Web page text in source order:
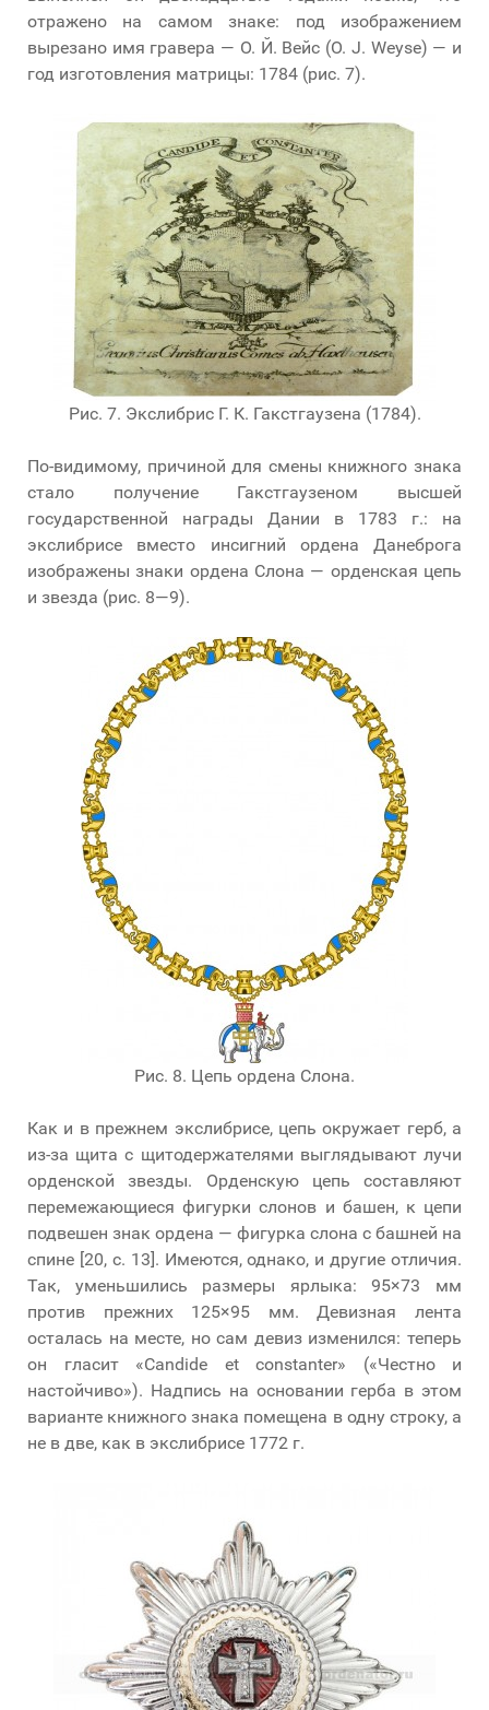
отражено на самом знаке: под изображением
вырезано имя гравера — О. Й. Вейс (O. J. Weyse) — и
год изготовления матрицы: 1784 (рис. 7).
Рис. 7. Экслибрис Г. К. Гакстгаузена (1784).
По-видимому, причиной для смены книжного знака
стало получение Гакстгаузеном высшей
государственной награды Дании в 1783 г.: на
экслибрисе вместо инсигний ордена Данеброга
изображены знаки ордена Слона — орденская цепь
и звезда (рис. 8—9).
Рис. 8. Цепь ордена Слона.
Как и в прежнем экслибрисе, цепь окружает герб, а
из-за щита с щитодержателями выглядывают лучи
орденской звезды. Орденскую цепь составляют
перемежающиеся фигурки слонов и башен, к цепи
подвешен знак ордена — фигурка слона с башней на
спине [20, с. 13]. Имеются, однако, и другие отличия.
Так, уменьшились размеры ярлыка: 95×73 мм
против прежних 125×95 мм. Девизная лента
осталась на месте, но сам девиз изменился: теперь
он гласит «Candide et constanter» («Честно и
настойчиво»). Надпись на основании герба в этом
варианте книжного знака помещена в одну строку, а
не в две, как в экслибрисе 1772 г.